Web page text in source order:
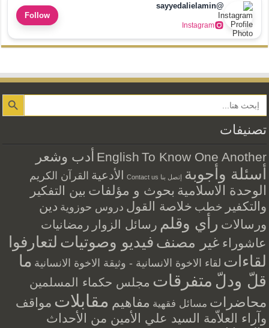
@sayyedalielamin
Instagram
Follow
Search Button
تصنيفات
English To Know One Another أدب وشعر
أسئلة وأجوبة إتصل بنا Contact us الأدعية القرآن الكريم
الوحدة الاسلامية بحوث و مؤلفات بين التفكير
والتكفير خطب خلاصة القول دروس حوزوية دين
ورسالات رأي وقلم رسائل الزوار رمضانيات
عاشوراء غير مصنف فيديو وصوتيات لتعارفوا
لقاءات لقاء الاخوة الانسانية - وثيقة الاخوة الانسانية ما
قلّ ودلّ متفرقات مجلس حكماء المسلمين
محاضرات مسائل فقهية مفاهيم مقابلات مواقف
وآراء العلاّمة السيد علي الأمين من الأحداث